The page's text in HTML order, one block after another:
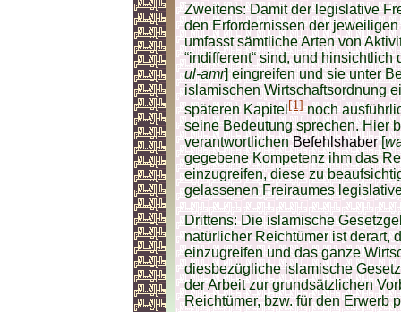
Zweitens: Damit der legislative
den Erfordernissen der
umfasst sämtliche Arten von
“indifferent“ sind, und
ul-amr] eingreifen und sie unter
islamischen Wirtschaftsordnung
späteren Kapitel[1]noch
seine Bedeutung sprechen. Hier
verantwortlichenBefehlshaber[
gegebene Kompetenz ihm das
einzugreifen, diese zu
gelassenen Freiraumes
Drittens: Die islamische
natürlicher Reichtümer ist derart,
einzugreifen und das ganze
diesbezügliche islamische
der Arbeit zur grundsätzlichen
Reichtümer, bzw. für den Erwerb